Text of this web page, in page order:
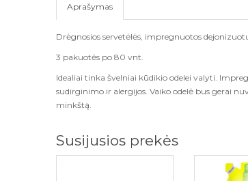
Aprašymas
Drėgnosios servetėlės, impregnuotos
3 pakuotės po 80vnt.
Idealiai tinka švelniai kūdikio odelei valyti.
sudirginimo ir alergijos. Vaiko odelė bus gerai
minkštą.
Susijusios prekės